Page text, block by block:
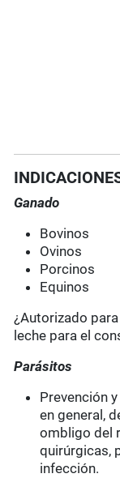
Ganado
Bovinos
Ovinos
Porcinos
Equinos
¿Autorizado
leche para el
Parásitos
Prevención
en general,
ombligo del
quirúrgicas,
infección.